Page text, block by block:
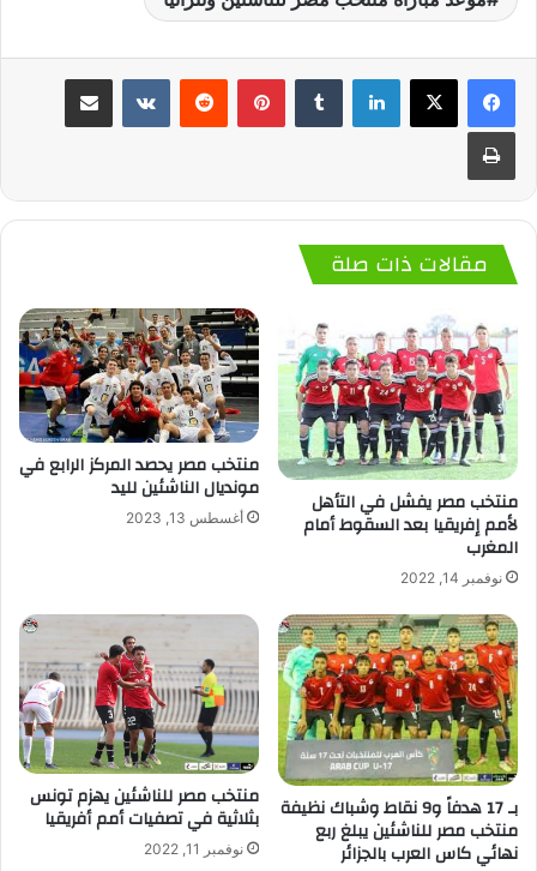
لينكدإن بينتيريست
مقالات ذات صلة
منتخب مصر يفشل في التأهل
لأمم إفريقيا بعد السقوط أمام
المغرب
نوفمبر 14, 2022
منتخب مصر يحصد المركز الرابع في
مونديال الناشئين لليد
أغسطس 13, 2023
بـ 17 هدفاً و9 نقاط وشباك نظيفة
منتخب مصر للناشئين يبلغ ربع
نهائي كاس العرب بالجزائر
منتخب مصر للناشئين يهزم تونس
بثلاثية في تصفيات أمم أفريقيا
نوفمبر 11, 2022